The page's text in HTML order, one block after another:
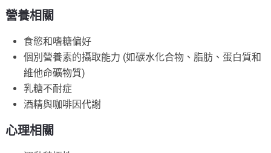
營養相關
食慾和嗜糖偏好
個別營養素的攝取能力 (如碳水化合物、脂肪、蛋白質和
維他命礦物質)
乳糖不耐症
酒精與咖啡因代謝
心理相關